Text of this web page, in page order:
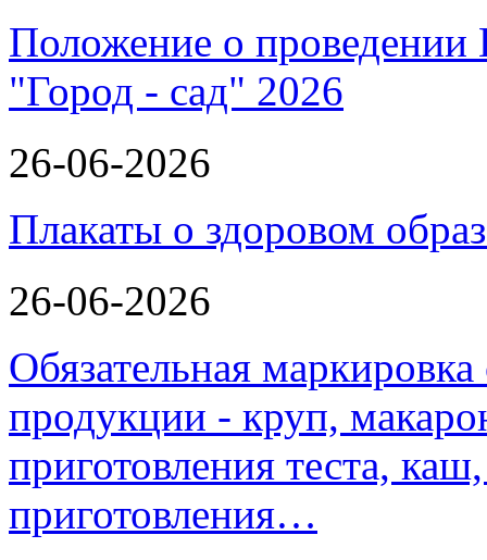
Положение о проведении
"Город - сад" 2026
26-06-2026
Плакаты о здоровом
26-06-2026
Обязательная
продукции - круп,
приготовления теста,
приготовления…